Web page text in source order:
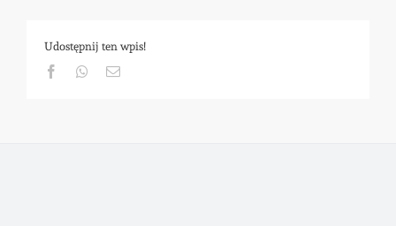
Udostępnij ten wpis!
FacebookWhatsapp
Email